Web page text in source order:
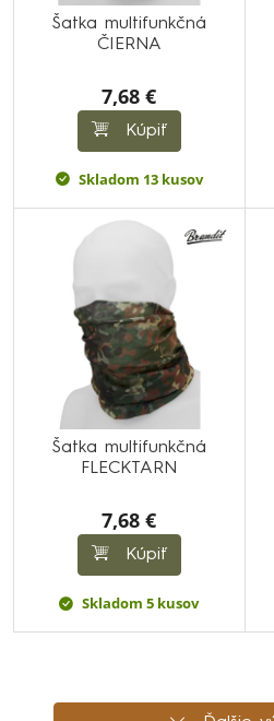
Šatka multifunkčná
ČIERNA
7,68 €
Kúpiť
Skladom 13 kusov
Šatka multifunkčná
FLECKTARN
7,68 €
Kúpiť
Skladom 5 kusov